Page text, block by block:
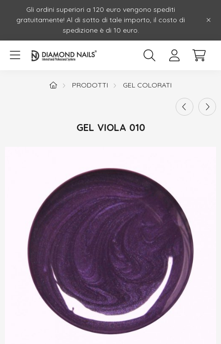
Gli ordini superiori a 120 euro vengono spediti
gratuitamente! Al di sotto di tale importo, il costo di
spedizione è di 10 euro.
PRODOTTI GEL COLORATI
GEL VIOLA 010